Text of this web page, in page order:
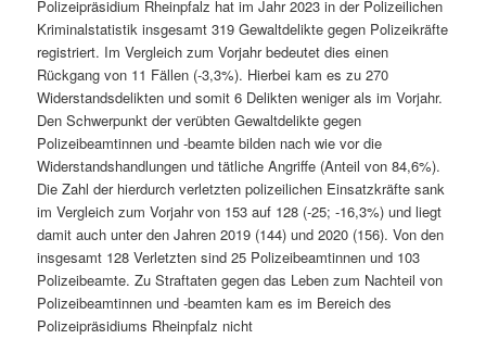
Polizeipräsidium Rheinpfalz hat im Jahr 2023 in der Polizeilichen
Kriminalstatistik insgesamt 319 Gewaltdelikte gegen Polizeikräfte
registriert. Im Vergleich zum Vorjahr bedeutet dies einen
Rückgang von 11 Fällen (-3,3%). Hierbei kam es zu 270
Widerstandsdelikten und somit 6 Delikten weniger als im Vorjahr.
Den Schwerpunkt der verübten Gewaltdelikte gegen
Polizeibeamtinnen und -beamte bilden nach wie vor die
Widerstandshandlungen und tätliche Angriffe (Anteil von 84,6%).
Die Zahl der hierdurch verletzten polizeilichen Einsatzkräfte sank
im Vergleich zum Vorjahr von 153 auf 128 (-25; -16,3%) und liegt
damit auch unter den Jahren 2019 (144) und 2020 (156). Von den
insgesamt 128 Verletzten sind 25 Polizeibeamtinnen und 103
Polizeibeamte. Zu Straftaten gegen das Leben zum Nachteil von
Polizeibeamtinnen und -beamten kam es im Bereich des
Polizeipräsidiums Rheinpfalz nicht